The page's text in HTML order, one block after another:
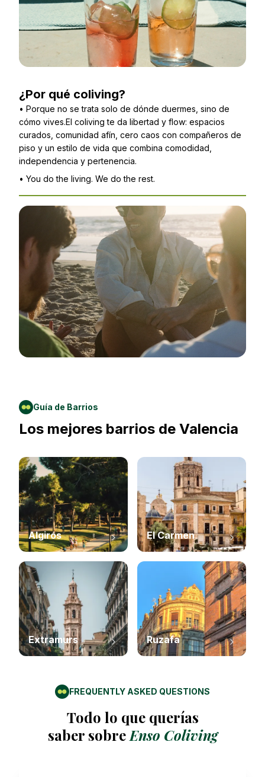
¿Por qué coliving?
• Porque no se trata solo de dónde duermes, sino de
cómo vives.El coliving te da libertad y flow: espacios
curados, comunidad afín, cero caos con compañeros de
piso y un estilo de vida que combina comodidad,
independencia y pertenencia.
• You do the living. We do the rest.
Guía de Barrios
Los mejores barrios de Valencia
Algirós El Carmen
Extramurs Ruzafa
FREQUENTLY ASKED QUESTIONS
Todo lo que querías
saber sobre Enso Coliving